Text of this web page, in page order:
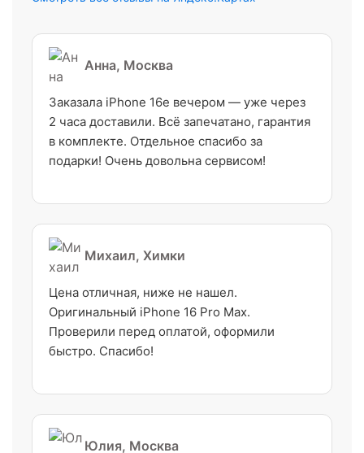
Анна, Москва
Заказала iPhone 16e вечером — уже через
2 часа доставили. Всё запечатано, гарантия
в комплекте. Отдельное спасибо за
подарки! Очень довольна сервисом!
Михаил, Химки
Цена отличная, ниже не нашел.
Оригинальный iPhone 16 Pro Max.
Проверили перед оплатой, оформили
быстро. Спасибо!
Юлия, Москва